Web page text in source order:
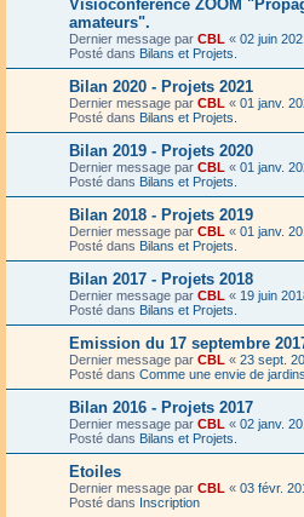
Visioconférence ZOOM
amateurs".
Dernier message par CBL « 02 juin
Posté dans Bilans et Projets.
Bilan 2020 - Projets 2021
Dernier message par CBL « 01 janv.
Posté dans Bilans et Projets.
Bilan 2019 - Projets 2020
Dernier message par CBL « 01 janv.
Posté dans Bilans et Projets.
Bilan 2018 - Projets 2019
Dernier message par CBL « 01 janv.
Posté dans Bilans et Projets.
Bilan 2017 - Projets 2018
Dernier message par CBL « 19 juin
Posté dans Bilans et Projets.
Emission du 17 septembre
Dernier message par CBL « 23 sept.
Posté dans Comme une envie de
Bilan 2016 - Projets 2017
Dernier message par CBL « 02 janv.
Posté dans Bilans et Projets.
Etoiles
Dernier message par CBL « 03 févr.
Posté dans Inscription